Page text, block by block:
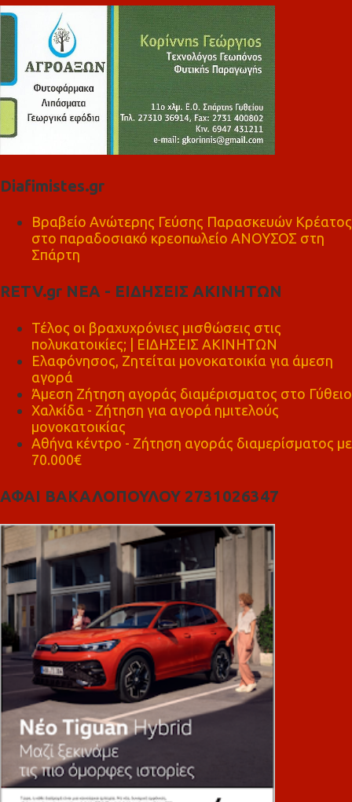
Diafimistes.gr
Βραβείο Ανώτερης Γεύσης Παρασκευών Κρέατος
στο παραδοσιακό κρεοπωλείο ΑΝΟΥΣΟΣ στη
Σπάρτη
RETV.gr ΝΕΑ - ΕΙΔΗΣΕΙΣ ΑΚΙΝΗΤΩΝ
Τέλος οι βραχυχρόνιες μισθώσεις στις
πολυκατοικίες; | ΕΙΔΗΣΕΙΣ ΑΚΙΝΗΤΩΝ
Ελαφόνησος, Ζητείται μονοκατοικία για άμεση
αγορά
Άμεση Ζήτηση αγοράς διαμέρισματος στο Γύθειο
Χαλκίδα - Ζήτηση για αγορά ημιτελούς
μονοκατοικίας
Αθήνα κέντρο - Ζήτηση αγοράς διαμερίσματος με
70.000€
ΑΦΑΙ ΒΑΚΑΛΟΠΟΥΛΟΥ 2731026347